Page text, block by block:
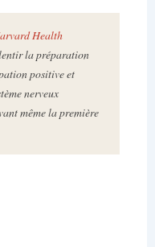
Health
la préparation
positive et
nerveux
même la première